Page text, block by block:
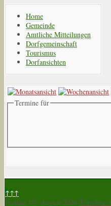
Home
Gemeinde
Amtliche Mitteilungen
Dorfgemeinschaft
Tourismus
Dorfansichten
Termine für
↑↑↑
Freitag, 07. August 2026 Template